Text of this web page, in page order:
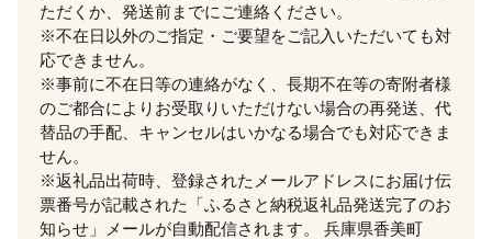
ただくか、発送前までにご連絡ください。
※不在日以外のご指定・ご要望をご記入いただいても対
応できません。
※事前に不在日等の連絡がなく、長期不在等の寄附者様
のご都合によりお受取りいただけない場合の再発送、代
替品の手配、キャンセルはいかなる場合でも対応できま
せん。
※返礼品出荷時、登録されたメールアドレスにお届け伝
票番号が記載された「ふるさと納税返礼品発送完了のお
知らせ」メールが自動配信されます。 兵庫県香美町